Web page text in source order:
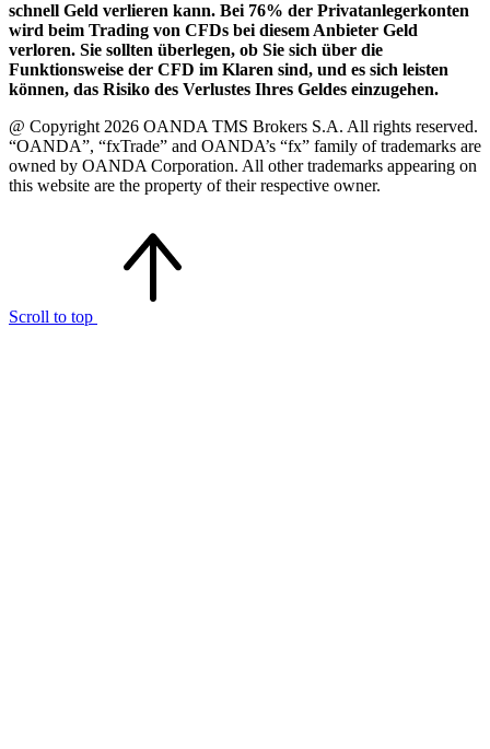
schnell Geld verlieren kann. Bei 76% der Privatanlegerkonten
wird beim Trading von CFDs bei diesem Anbieter Geld
verloren. Sie sollten überlegen, ob Sie sich über die
Funktionsweise der CFD im Klaren sind, und es sich leisten
können, das Risiko des Verlustes Ihres Geldes einzugehen.
@ Copyright 2026 OANDA TMS Brokers S.A. All rights reserved.
“OANDA”, “fxTrade” and OANDA’s “fx” family of trademarks are
owned by OANDA Corporation. All other trademarks appearing on
this website are the property of their respective owner.
Scroll to top